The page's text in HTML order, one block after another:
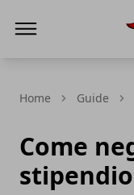
Home Guide
Come
stipendio